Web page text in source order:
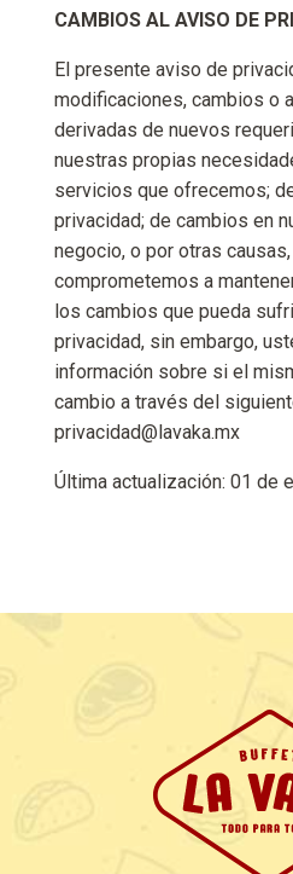
CAMBIOS AL AVISO DE
El presente aviso de
modificaciones, cambios o
derivadas de nuevos
nuestras propias
servicios que ofrecemos;
privacidad; de cambios en
negocio, o por otras
comprometemos a
los cambios que pueda
privacidad, sin embargo,
información sobre si el
cambio a través del
privacidad@lavaka.mx
Última actualización: 01 de